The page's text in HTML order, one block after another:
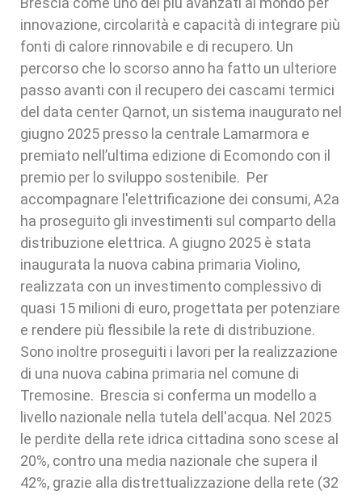
innovazione, circolarità e capacità di integrare più
fonti di calore rinnovabile e di recupero. Un
percorso che lo scorso anno ha fatto un ulteriore
passo avanti con il recupero dei cascami termici
del data center Qarnot, un sistema inaugurato nel
giugno 2025 presso la centrale Lamarmora e
premiato nell’ultima edizione di Ecomondo con il
premio per lo sviluppo sostenibile. Per
accompagnare l'elettrificazione dei consumi, A2a
ha proseguito gli investimenti sul comparto della
distribuzione elettrica. A giugno 2025 è stata
inaugurata la nuova cabina primaria Violino,
realizzata con un investimento complessivo di
quasi 15 milioni di euro, progettata per potenziare
e rendere più flessibile la rete di distribuzione.
Sono inoltre proseguiti i lavori per la realizzazione
di una nuova cabina primaria nel comune di
Tremosine. Brescia si conferma un modello a
livello nazionale nella tutela dell'acqua. Nel 2025
le perdite della rete idrica cittadina sono scese al
20%, contro una media nazionale che supera il
42%, grazie alla distrettualizzazione della rete (32